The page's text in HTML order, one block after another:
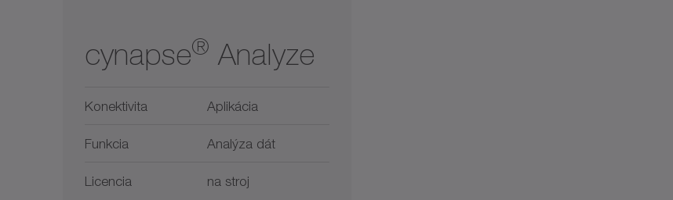
cynapse® Analyze
Konektivita Aplikácia
Funkcia Analýza dát
Licencia na stroj